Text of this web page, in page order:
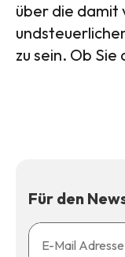
über die damit
zu sein. Ob
Für den